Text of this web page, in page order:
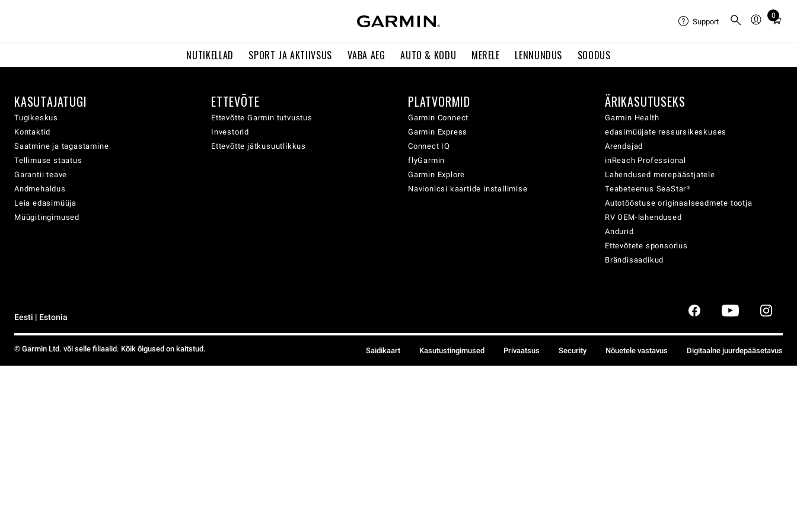
NUTIKELLAD SPORT JA AKTIIVSUS VABA AEG AUTO & KODU MERELE LENNUNDUS SOODUS
Support
0
Total
cart:
KASUTAJATUGI
Tugikeskus
Kontaktid
Saatmine ja tagastamine
Tellimuse staatus
Garantii teave
Andmehaldus
Leia edasimüüja
Müügitingimused
ETTEVÕTE
Ettevõtte Garmin tutvustus
Investorid
Ettevõtte jätkusuutlikkus
PLATVORMID
Garmin Connect
Garmin Express
Connect IQ
flyGarmin
Garmin Explore
Navionicsi kaartide installimise
ÄRIKASUTUSEKS
Garmin Health
edasimüüjate ressursikeskuses
Arendajad
inReach Professional
Lahendused merepäästjatele
Teabeteenus SeaStar®
Autotööstuse originaalseadmete tootja
RV OEM-lahendused
Andurid
Ettevõtete sponsorlus
Brändisaadikud
Eesti | Estonia
© Garmin Ltd. või selle filiaalid. Kõik õigused on kaitstud. Saidikaart Kasutustingimused Privaatsus Security Nõuetele vastavus Digitaalne juurdepääsetavus